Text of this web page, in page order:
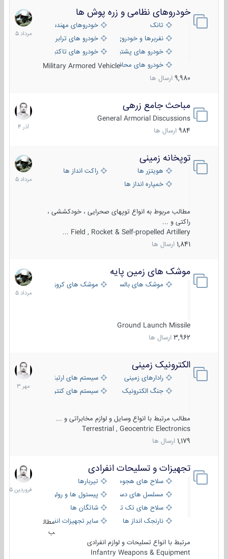
خودروهای نظامی و زره پوش ها
تانک
خودروهای مهندسی
نفربرها و خودروی های رزمی پیاده نظام
خودرو های ترابری نظامی
خودرو های پشتیبانی آتش ، شناسایی و ضد تانک
خودرو های تاکتیکی نظامی
خودرو های محافظت شدهMilitary Armored Vehicle
9,980 ارسال ها
2
مرداد
1405
مباحث جامع زرهی
General Armorial Discussions
984 ارسال ها
7
آذر
1404
توپخانه زمینی
هویتزر ها
راکت انداز ها
خمپاره انداز ها
مطالب مربوط به انواع توپهای صحرایی ، خودکششی ،
راکتی و ...
Field , Rocket & Self-propelled Artillery ...
1,841 ارسال ها
9
مرداد
1405
موشک های زمین پایه
موشک های بالستیک موشک های کروز
Ground Launch Missile
3,962 ارسال ها
2
مرداد
1405
الکترونیک زمینی
رادارهای زمینی
سیستم های ارتباطی و جمع آوری
جنگ الکترونیک
سیستم های کنترل آتش و تجهیزات
مطالب مرتبط با انواع وسایل و لوازم مخابراتی و ...
Terrestrial , Geocentric Electronics
1,179 ارسال ها
1
مهر
1403
تجهیزات و تسلیحات انفرادی
سلاح های هجومی
تیربارها
مسلسل های دستی
پیستول ها و رولورها
سلاح های تک تیر اندازیشاتگان ها
نارنجک انداز ها
سایر تجهیزات انفرادی
مطال
ب
مرتبط با انواع تسلیحات و لوازم انفرادی
Infantry Weapons & Equipment
17
فروردین
1405